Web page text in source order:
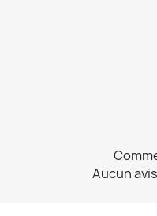
Aucun